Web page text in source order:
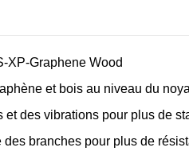
XP-Graphene Wood
et bois au niveau du
et des vibrations pour plus de
des branches pour plus de